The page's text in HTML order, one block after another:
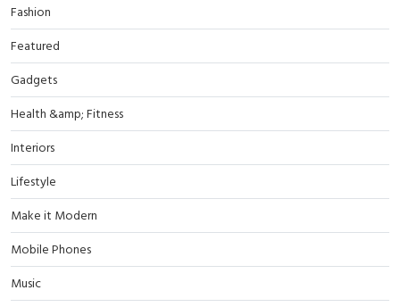
Fashion
Featured
Gadgets
Health &amp; Fitness
Interiors
Lifestyle
Make it Modern
Mobile Phones
Music